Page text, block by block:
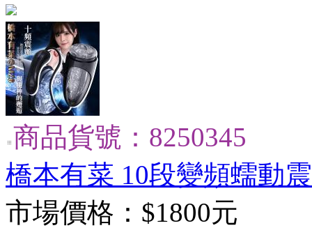
商品貨號：8250345
橋本有菜 10段變頻蠕動
市場價格： $1800元